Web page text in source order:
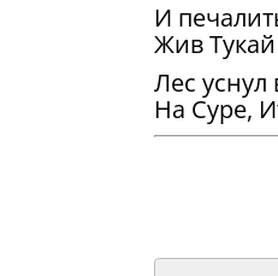
И
Жив Тукай
Лес
На Суре,